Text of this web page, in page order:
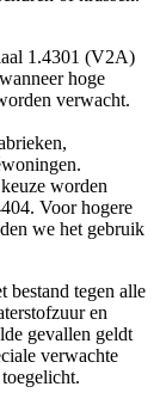
1.4301 (V2A)
hoge
verwacht.
worden
Voor hogere
we het gebruik
bestand tegen alle
en
gevallen geldt
verwachte